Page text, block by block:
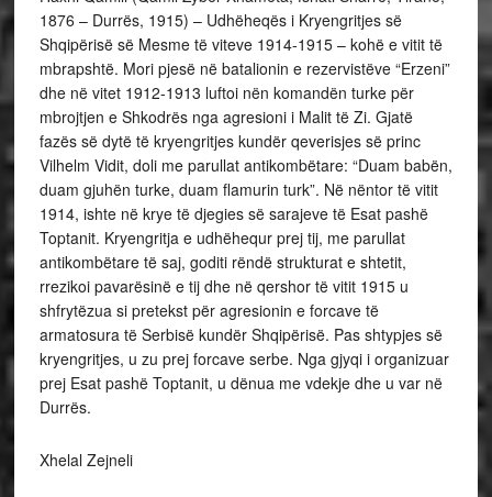
1876 – Durrës, 1915) – Udhëheqës i Kryengritjes së
Shqipërisë së Mesme të viteve 1914-1915 – kohë e vitit të
mbrapshtë. Mori pjesë në batalionin e rezervistëve “Erzeni”
dhe në vitet 1912-1913 luftoi nën komandën turke për
mbrojtjen e Shkodrës nga agresioni i Malit të Zi. Gjatë
fazës së dytë të kryengritjes kundër qeverisjes së princ
Vilhelm Vidit, doli me parullat antikombëtare: “Duam babën,
duam gjuhën turke, duam flamurin turk”. Në nëntor të vitit
1914, ishte në krye të djegies së sarajeve të Esat pashë
Toptanit. Kryengritja e udhëhequr prej tij, me parullat
antikombëtare të saj, goditi rëndë strukturat e shtetit,
rrezikoi pavarësinë e tij dhe në qershor të vitit 1915 u
shfrytëzua si pretekst për agresionin e forcave të
armatosura të Serbisë kundër Shqipërisë. Pas shtypjes së
kryengritjes, u zu prej forcave serbe. Nga gjyqi i organizuar
prej Esat pashë Toptanit, u dënua me vdekje dhe u var në
Durrës.
Xhelal Zejneli